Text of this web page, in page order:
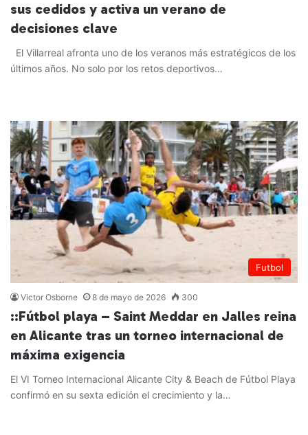
sus cedidos y activa un verano de
decisiones clave
El Villarreal afronta uno de los veranos más estratégicos de los
últimos años. No solo por los retos deportivos…
Futbol
Victor Osborne 8 de mayo de 2026 300
::Fútbol playa – Saint Meddar en Jalles reina
en Alicante tras un torneo internacional de
máxima exigencia
El VI Torneo Internacional Alicante City & Beach de Fútbol Playa
confirmó en su sexta edición el crecimiento y la…